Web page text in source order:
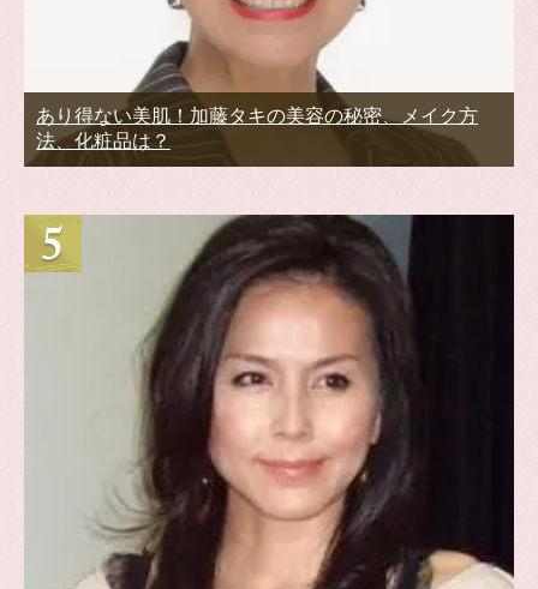
あり得ない美肌！加藤タキの美容の秘密、メイク方
法、化粧品は？